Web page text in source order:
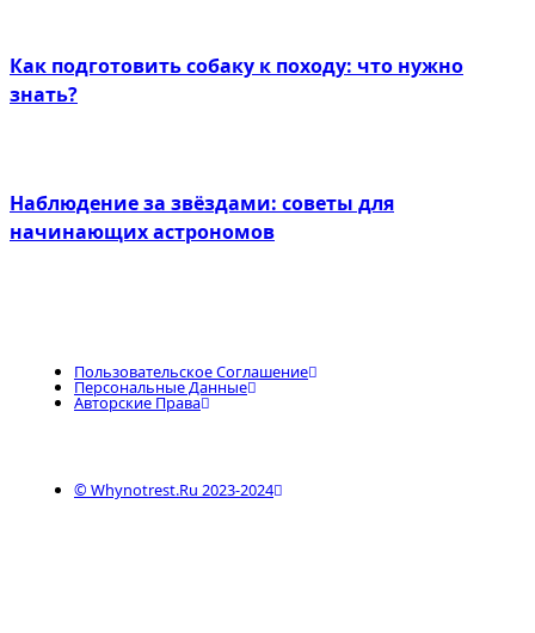
Как подготовить собаку к походу: что нужно
знать?
Наблюдение за звёздами: советы для
начинающих астрономов
Пользовательское Соглашение
Персональные Данные
Авторские Права
© Whynotrest.ru 2023-2024